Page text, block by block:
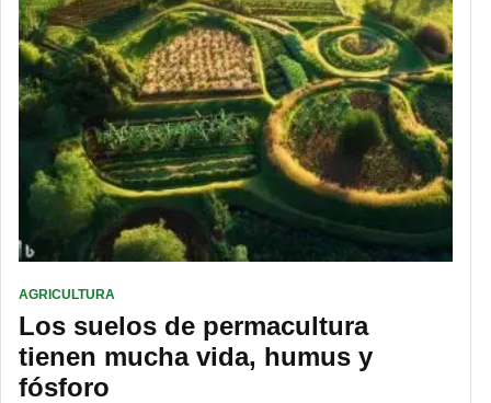
AGRICULTURA
Los suelos de permacultura
tienen mucha vida, humus y
fósforo